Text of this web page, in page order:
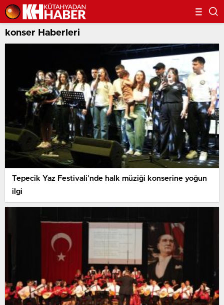
konser Haberleri
Tepecik Yaz Festivali’nde halk müziği konserine yoğun
ilgi